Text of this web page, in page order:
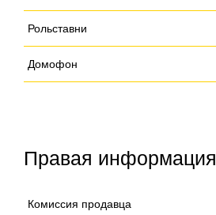
Рольставни
Домофон
Правая информация
Комиссия продавца